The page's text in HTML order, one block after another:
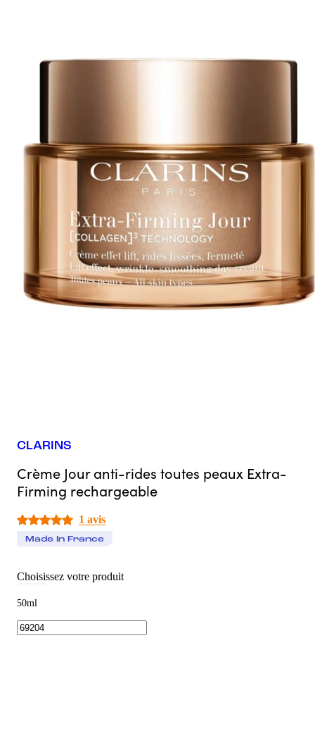
CLARINS
Crème Jour anti-rides toutes peaux Extra-
Firming rechargeable
1 avis
Made In France
Choisissez votre produit
50ml